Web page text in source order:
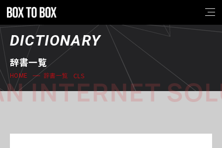
DICTIONARY
辞書一覧
HOME 辞書一覧 CLS
INTERNET